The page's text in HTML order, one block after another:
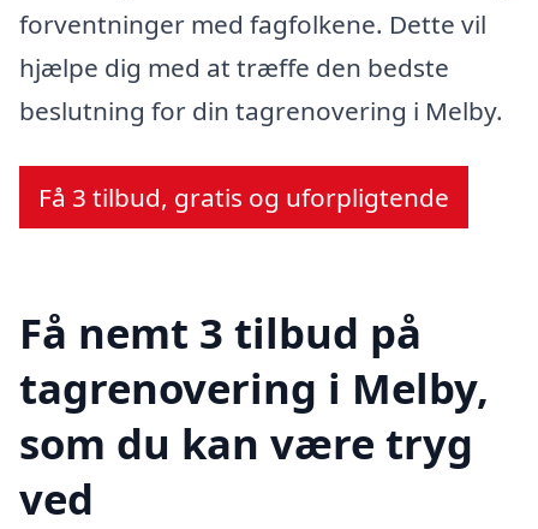
forventninger med fagfolkene. Dette vil
hjælpe dig med at træffe den bedste
beslutning for din tagrenovering i Melby.
Få 3 tilbud, gratis og uforpligtende
Få nemt 3 tilbud på
tagrenovering i Melby,
som du kan være tryg
ved